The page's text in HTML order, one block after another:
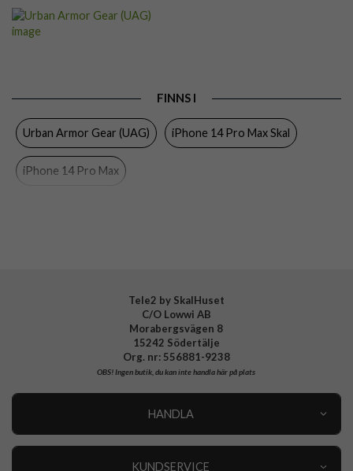
Artikelnummer
Passar till
Stöttålig, Trådlös laddning-kompatibel
Färg
Material Hårdplast (PC), Mjukplast (TPU)
Varumärke
FINNS I
Urban Armor Gear (UAG) iPhone 14 Pro Max Skal
iPhone 14 Pro Max
Tele2 by SkalHuset
C/O Lowwi AB
Morabergsvägen 8
15242 Södertälje
Org. nr: 556881-9238
OBS!Ingen butik, du kan inte handla här på plats
HANDLA
KUNDSERVICE